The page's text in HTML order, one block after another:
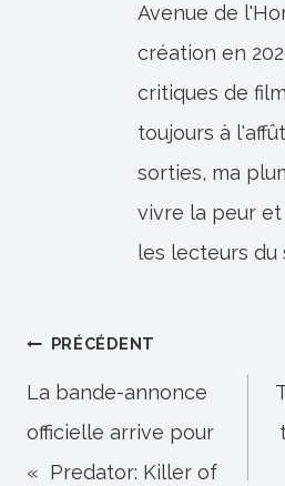
Avenue de
création en
critiques de
toujours à
sorties, ma
vivre la peur
les lecteurs du
Navigation
de
l’article
PRÉCÉDENT
La bande-annonce
officielle arrive pour
« Predator: Killer of